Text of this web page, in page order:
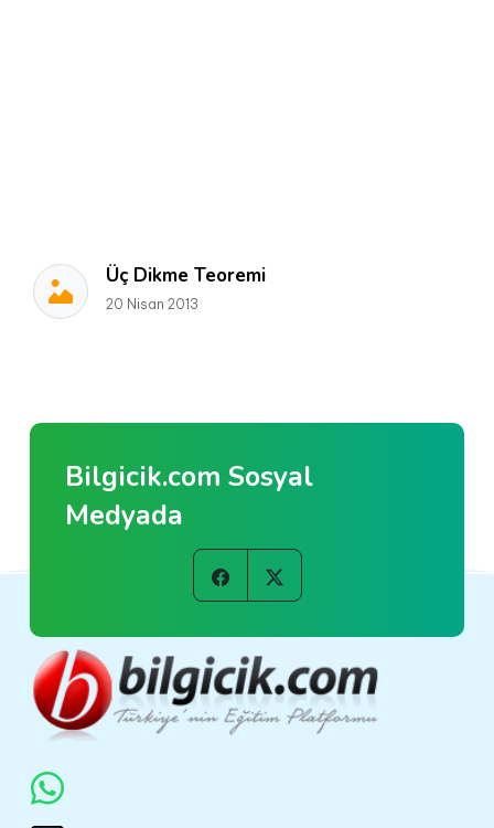
Üç Dikme Teoremi
20 Nisan 2013
Bilgicik.com Sosyal
Medyada